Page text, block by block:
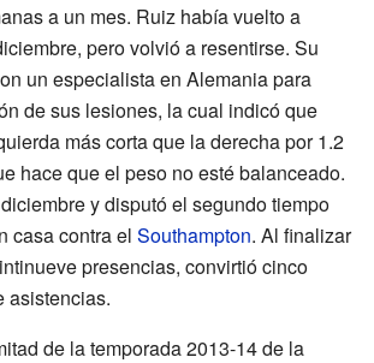
a un mes. Ruiz había vuelto a
pero volvió a resentirse. Su
un especialista en Alemania para
de sus lesiones, la cual indicó que
más corta que la derecha por 1.2
hace que el peso no esté balanceado.
y disputó el segundo tiempo
casa contra el Southampton. Al finalizar
presencias, convirtió cinco
asistencias.
de la temporada 2013-14 de la